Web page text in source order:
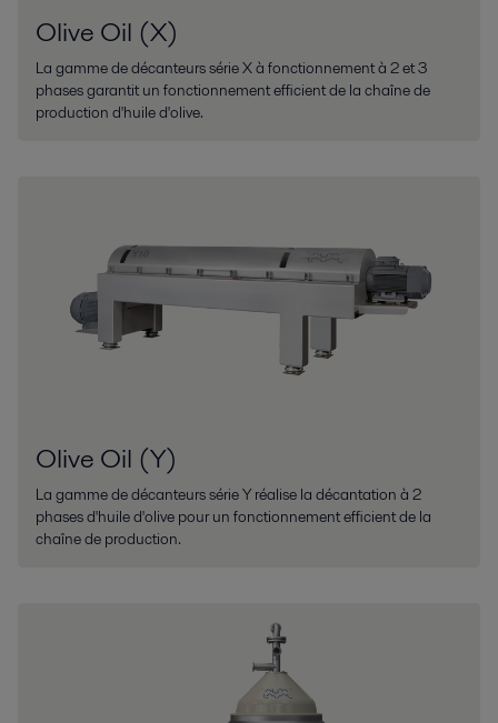
Olive Oil (X)
La gamme de décanteurs série X à fonctionnement à 2 et 3
phases garantit un fonctionnement efficient de la chaîne de
production d'huile d'olive.
Olive Oil (Y)
La gamme de décanteurs série Y réalise la décantation à 2
phases d'huile d'olive pour un fonctionnement efficient de la
chaîne de production.